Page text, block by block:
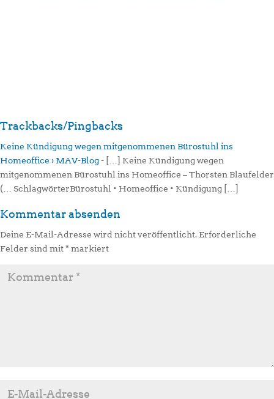
Trackbacks/Pingbacks
Keine Kündigung wegen mitgenommenen Bürostuhl ins
Homeoffice › MAV-Blog- […] Keine Kündigung wegen
mitgenommenen Bürostuhl ins Homeoffice – Thorsten Blaufelder
(… SchlagwörterBürostuhl • Homeoffice • Kündigung […]
Kommentar absenden
Deine E-Mail-Adresse wird nicht veröffentlicht. Erforderliche
Felder sind mit* markiert